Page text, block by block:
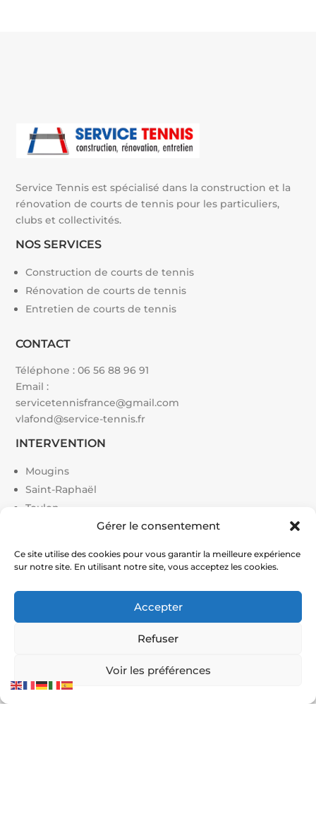
Gérer le consentement
Ce site utilise des cookies pour vous garantir la meilleure expérience
sur notre site. En utilisant notre site, vous acceptez les cookies.
Accepter
Refuser
Voir les préférences
Service Tennis est spécialisé dans la construction et la
rénovation de courts de tennis pour les particuliers,
clubs et collectivités.
NOS SERVICES
Construction de courts de tennis
Rénovation de courts de tennis
Entretien de courts de tennis
CONTACT
Téléphone :06 56 88 96 91
Email :
servicetennisfrance@gmail.com
vlafond@service-tennis.fr
INTERVENTION
Mougins
Saint-Raphaël
Toulon
Monaco